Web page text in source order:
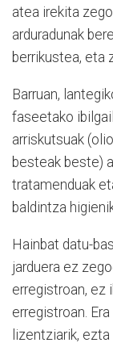
atea irekita
arduradunak
berrikustea, eta
Barruan,
faseetako
arriskutsuak
besteak beste)
tratamenduak
baldintza
Hainbat datu-
jarduera ez
erregistroan, ez
erregistroan.
lizentziarik,